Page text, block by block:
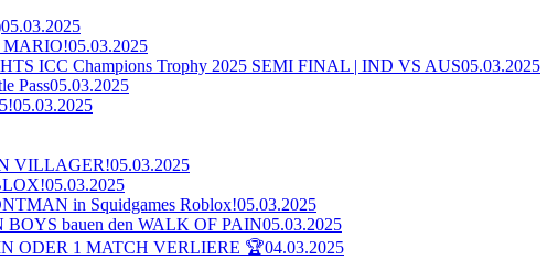
05.03.2025
MARIO!05.03.2025
ICC Champions Trophy 2025 SEMI FINAL | IND VS AUS05.03.2025
Pass05.03.2025
05.03.2025
VILLAGER!05.03.2025
05.03.2025
in Squidgames Roblox!05.03.2025
bauen den WALK OF PAIN05.03.2025
ODER 1 MATCH VERLIERE 🏆04.03.2025